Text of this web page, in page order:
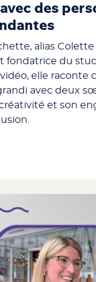
des
alias
fondatrice du
elle raconte
avec deux
et son